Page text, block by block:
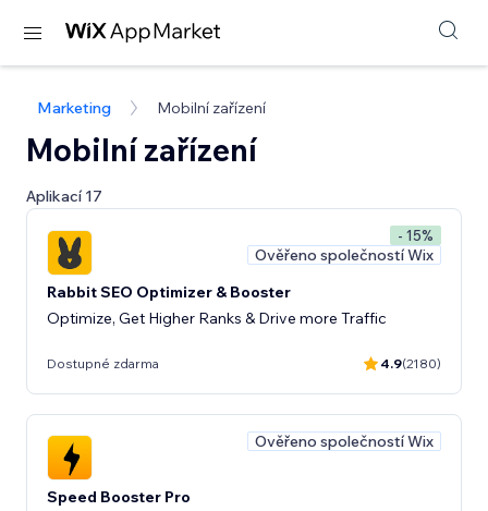
Marketing Mobilní zařízení
Mobilní zařízení
Aplikací 17
- 15%
Ověřeno společností Wix
Rabbit SEO Optimizer & Booster
Optimize, Get Higher Ranks & Drive more Traffic
Dostupné zdarma 4.9(2180)
Ověřeno společností Wix
Speed Booster Pro